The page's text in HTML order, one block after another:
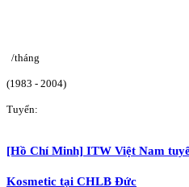
/tháng
(1983 - 2004)
Tuyển:
[Hồ Chí Minh] ITW Việt Nam
Kosmetic tại CHLB Đức